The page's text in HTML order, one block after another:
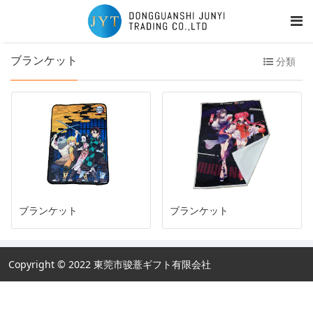
ブランケット 分類
ブランケット ブランケット
Copyright © 2022 東莞市骏薏ギフト有限会社